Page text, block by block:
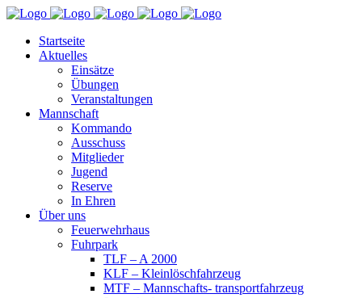
Startseite
Aktuelles
Einsätze
Übungen
Veranstaltungen
Mannschaft
Kommando
Ausschuss
Mitglieder
Jugend
Reserve
In Ehren
Über uns
Feuerwehrhaus
Fuhrpark
TLF – A 2000
KLF – Kleinlöschfahrzeug
MTF – Mannschafts- transportfahrzeug